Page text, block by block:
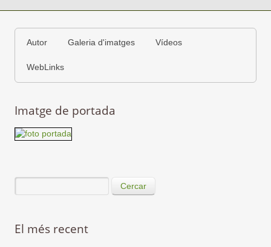
Autor Galeria d'imatges Vídeos
WebLinks
Imatge de portada
Cercar
El més recent